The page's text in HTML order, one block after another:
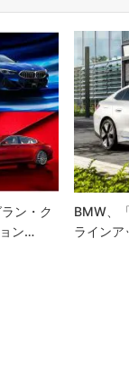
ン・ク
ン…
BMW、
ラインア